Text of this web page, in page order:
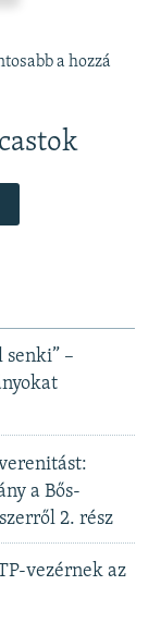
a hozzá
–
a Bős-
2. rész
vezérnek az